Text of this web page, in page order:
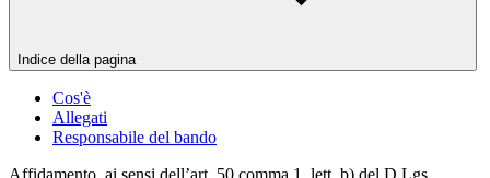
Indice della pagina
Cos'è
Allegati
Responsabile del bando
Affidamento, ai sensi dell’art. 50 comma 1, lett. b) del D.Lgs.